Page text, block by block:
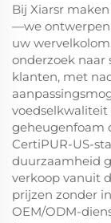
Bij Xiarsr
—we ontwerpen
uw
onderzoek naar
klanten, met
geheugenfoam
CertiPUR-US-
duurzaamheid
verkoop vanuit
prijzen zonder
OEM/ODM-